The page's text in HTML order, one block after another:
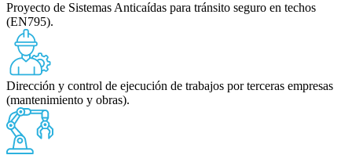
Proyecto de Sistemas Anticaídas para tránsito seguro en techos
(EN795).
Dirección y control de ejecución de trabajos por terceras empresas
(mantenimiento y obras).